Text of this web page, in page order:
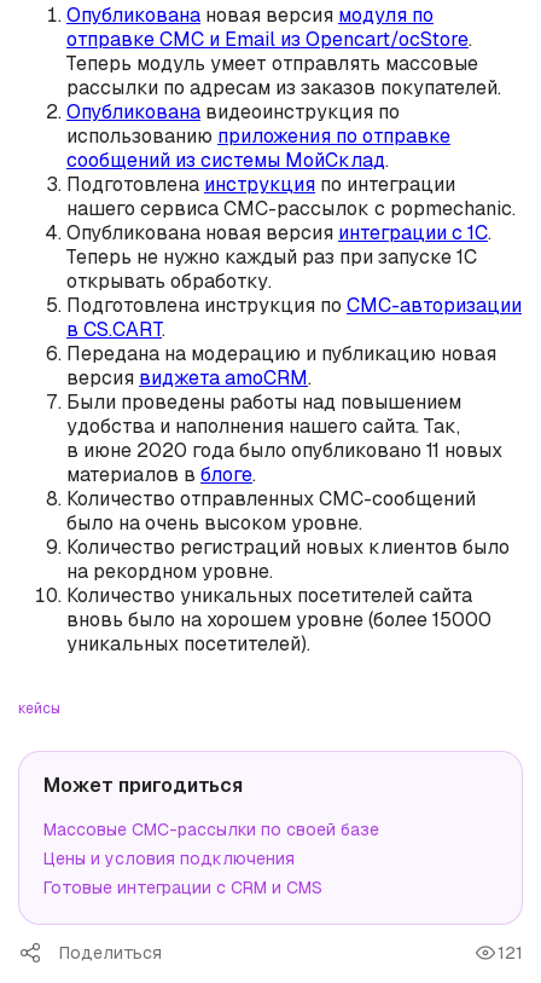
Опубликована новая версия модуля по
отправке СМС и Email из Opencart/ocStore.
Теперь модуль умеет отправлять массовые
рассылки по адресам из заказов покупателей.
Опубликована видеоинструкция по
использованию приложения по отправке
сообщений из системы МойСклад.
Подготовлена инструкция по интеграции
нашего сервиса СМС-рассылок с popmechanic.
Опубликована новая версия интеграции с 1С.
Теперь не нужно каждый раз при запуске 1С
открывать обработку.
Подготовлена инструкция по СМС-авторизации
в CS.CART.
Передана на модерацию и публикацию новая
версия виджета amoCRM.
Были проведены работы над повышением
удобства и наполнения нашего сайта. Так,
в июне 2020 года было опубликовано 11 новых
материалов в блоге.
Количество отправленных СМС-сообщений
было на очень высоком уровне.
Количество регистраций новых клиентов было
на рекордном уровне.
Количество уникальных посетителей сайта
вновь было на хорошем уровне (более 15000
уникальных посетителей).
кейсы
Может пригодиться
Массовые СМС-рассылки по своей базе
Цены и условия подключения
Готовые интеграции с CRM и CMS
Поделиться 121